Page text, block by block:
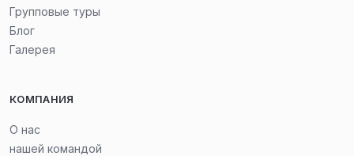
По пути мы остановимся у Травертиновой горы, по
которой течёт минеральная вода, и попробуем её
(только весной и летом).
Прибытие в Степанцминду. Почти 100 лет, до 2007
года, он был известен как Казбеги, но недавно ему
вернули историческое название.
Групповые туры
Блог
Галерея
КОМПАНИЯ
О нас
нашей командой